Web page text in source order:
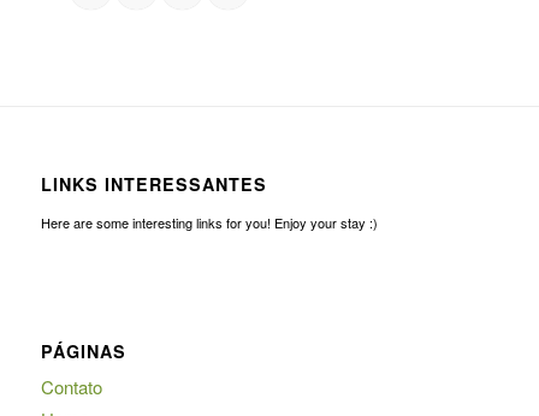
LINKS INTERESSANTES
Here are some interesting links for you! Enjoy your stay :)
PÁGINAS
Contato